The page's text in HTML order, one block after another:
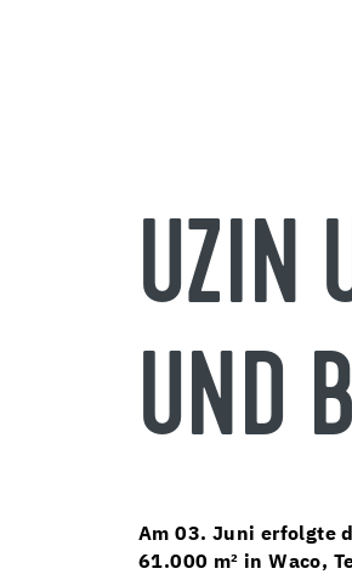
UZIN
UND
Am 03. Juni erfolgte
61.000 m² in Waco,